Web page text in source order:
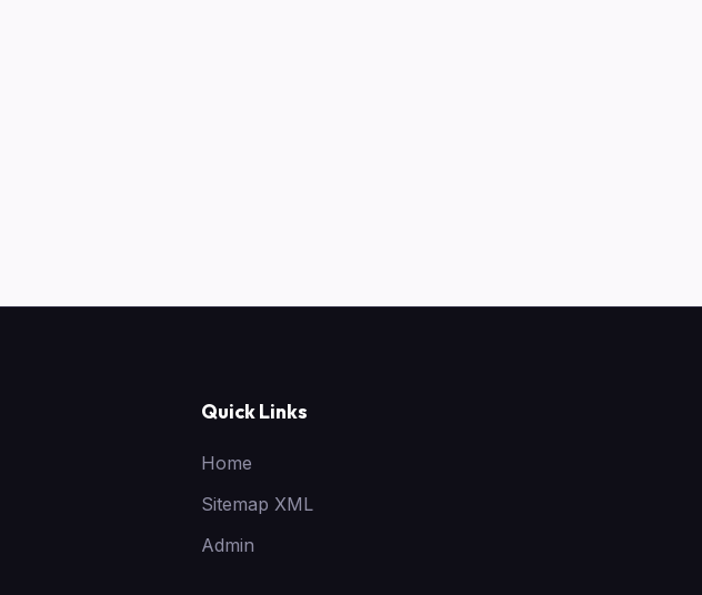
Quick Links
Home
Sitemap XML
Admin